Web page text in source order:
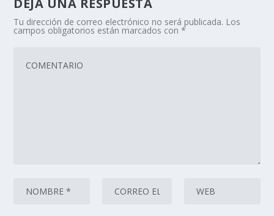
DEJA UNA RESPUESTA
Tu dirección de correo electrónico no será publicada. Los
campos obligatorios están marcados con*